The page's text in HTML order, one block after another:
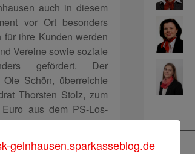
auch in diesem
vor Ort besonders
ihre Kunden werden
Vereine sowie soziale
gefördert. Der
Schön, überreichte
Thorsten Stolz, zum
aus dem PS-Los-
Gelnhausen an
gelnhausen.sparkasseblog.de